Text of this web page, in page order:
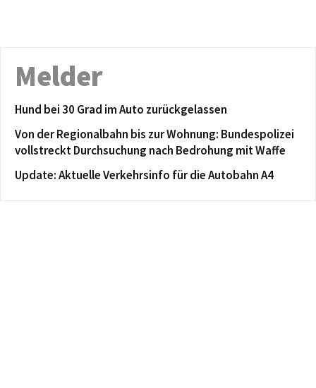
Melder
Hund bei 30 Grad im Auto zurückgelassen
Von der Regionalbahn bis zur Wohnung: Bundespolizei
vollstreckt Durchsuchung nach Bedrohung mit Waffe
Update: Aktuelle Verkehrsinfo für die Autobahn A4